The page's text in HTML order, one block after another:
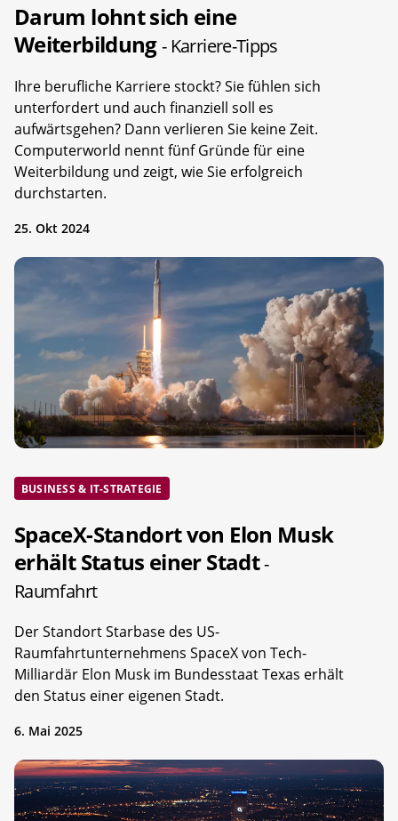
Darum lohnt sich eine
Weiterbildung- Karriere-Tipps
Ihre berufliche Karriere stockt? Sie fühlen sich
unterfordert und auch finanziell soll es
aufwärtsgehen? Dann verlieren Sie keine Zeit.
Computerworld nennt fünf Gründe für eine
Weiterbildung und zeigt, wie Sie erfolgreich
durchstarten.
25. Okt 2024
BUSINESS & IT-STRATEGIE
SpaceX-Standort von Elon Musk
erhält Status einer Stadt-
Raumfahrt
Der Standort Starbase des US-
Raumfahrtunternehmens SpaceX von Tech-
Milliardär Elon Musk im Bundesstaat Texas erhält
den Status einer eigenen Stadt.
6. Mai 2025